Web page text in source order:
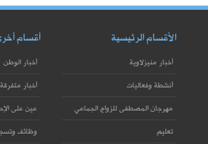
الأقسام الرئيسية
أخبار منيزلاوية
أنشطة وفعاليات
مهرجان المصطفى للزواج الجماعي
تعليم
أقسام
أخبار الوطن
أخبار متفرقة
عين على
وظائف